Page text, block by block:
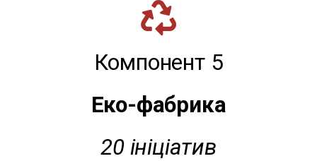
Компонент 5
Еко-фабрика
20 ініціатив